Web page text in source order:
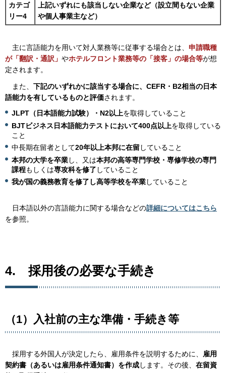
カテゴ
リー4
上記いずれにも該当しない企業など（設立間もない企業
や個人事業主など）
主に言語能力を用いて対人業務等に従事する場合とは、 申請職種
が「翻訳・通訳」 やホテルフロント業務等の「接客」の場合等が想
定されます。
ま た、 下記のいずれかに該当する場合に、CEFR・B2相当の日本
語能力を有しているものと評価されます。
JLPT（日本語能力試験）・N2以上を取得していること
BJTビジネス日本語能力テストにおいて400点以上を取得している
こと
中長期在留者として20年以上本邦に在留 していること
本邦の大学を卒業し、又は本邦の高等専門学校・専修学校の専門
課程もしくは専攻科を修了 していること
我が国の義務教育を修了し高等学校を卒業していること
日本語以外の言語能力に関する場合などの詳細についてはこちら
を参照。
4. 採用後の必要な手続き
（1）入社前の主な準備・手続き等
採用する外国人が決定したら、雇用条件を説明するために、
雇用
契約書（あるいは雇用条件通知書）を作成します。その後、 在留資